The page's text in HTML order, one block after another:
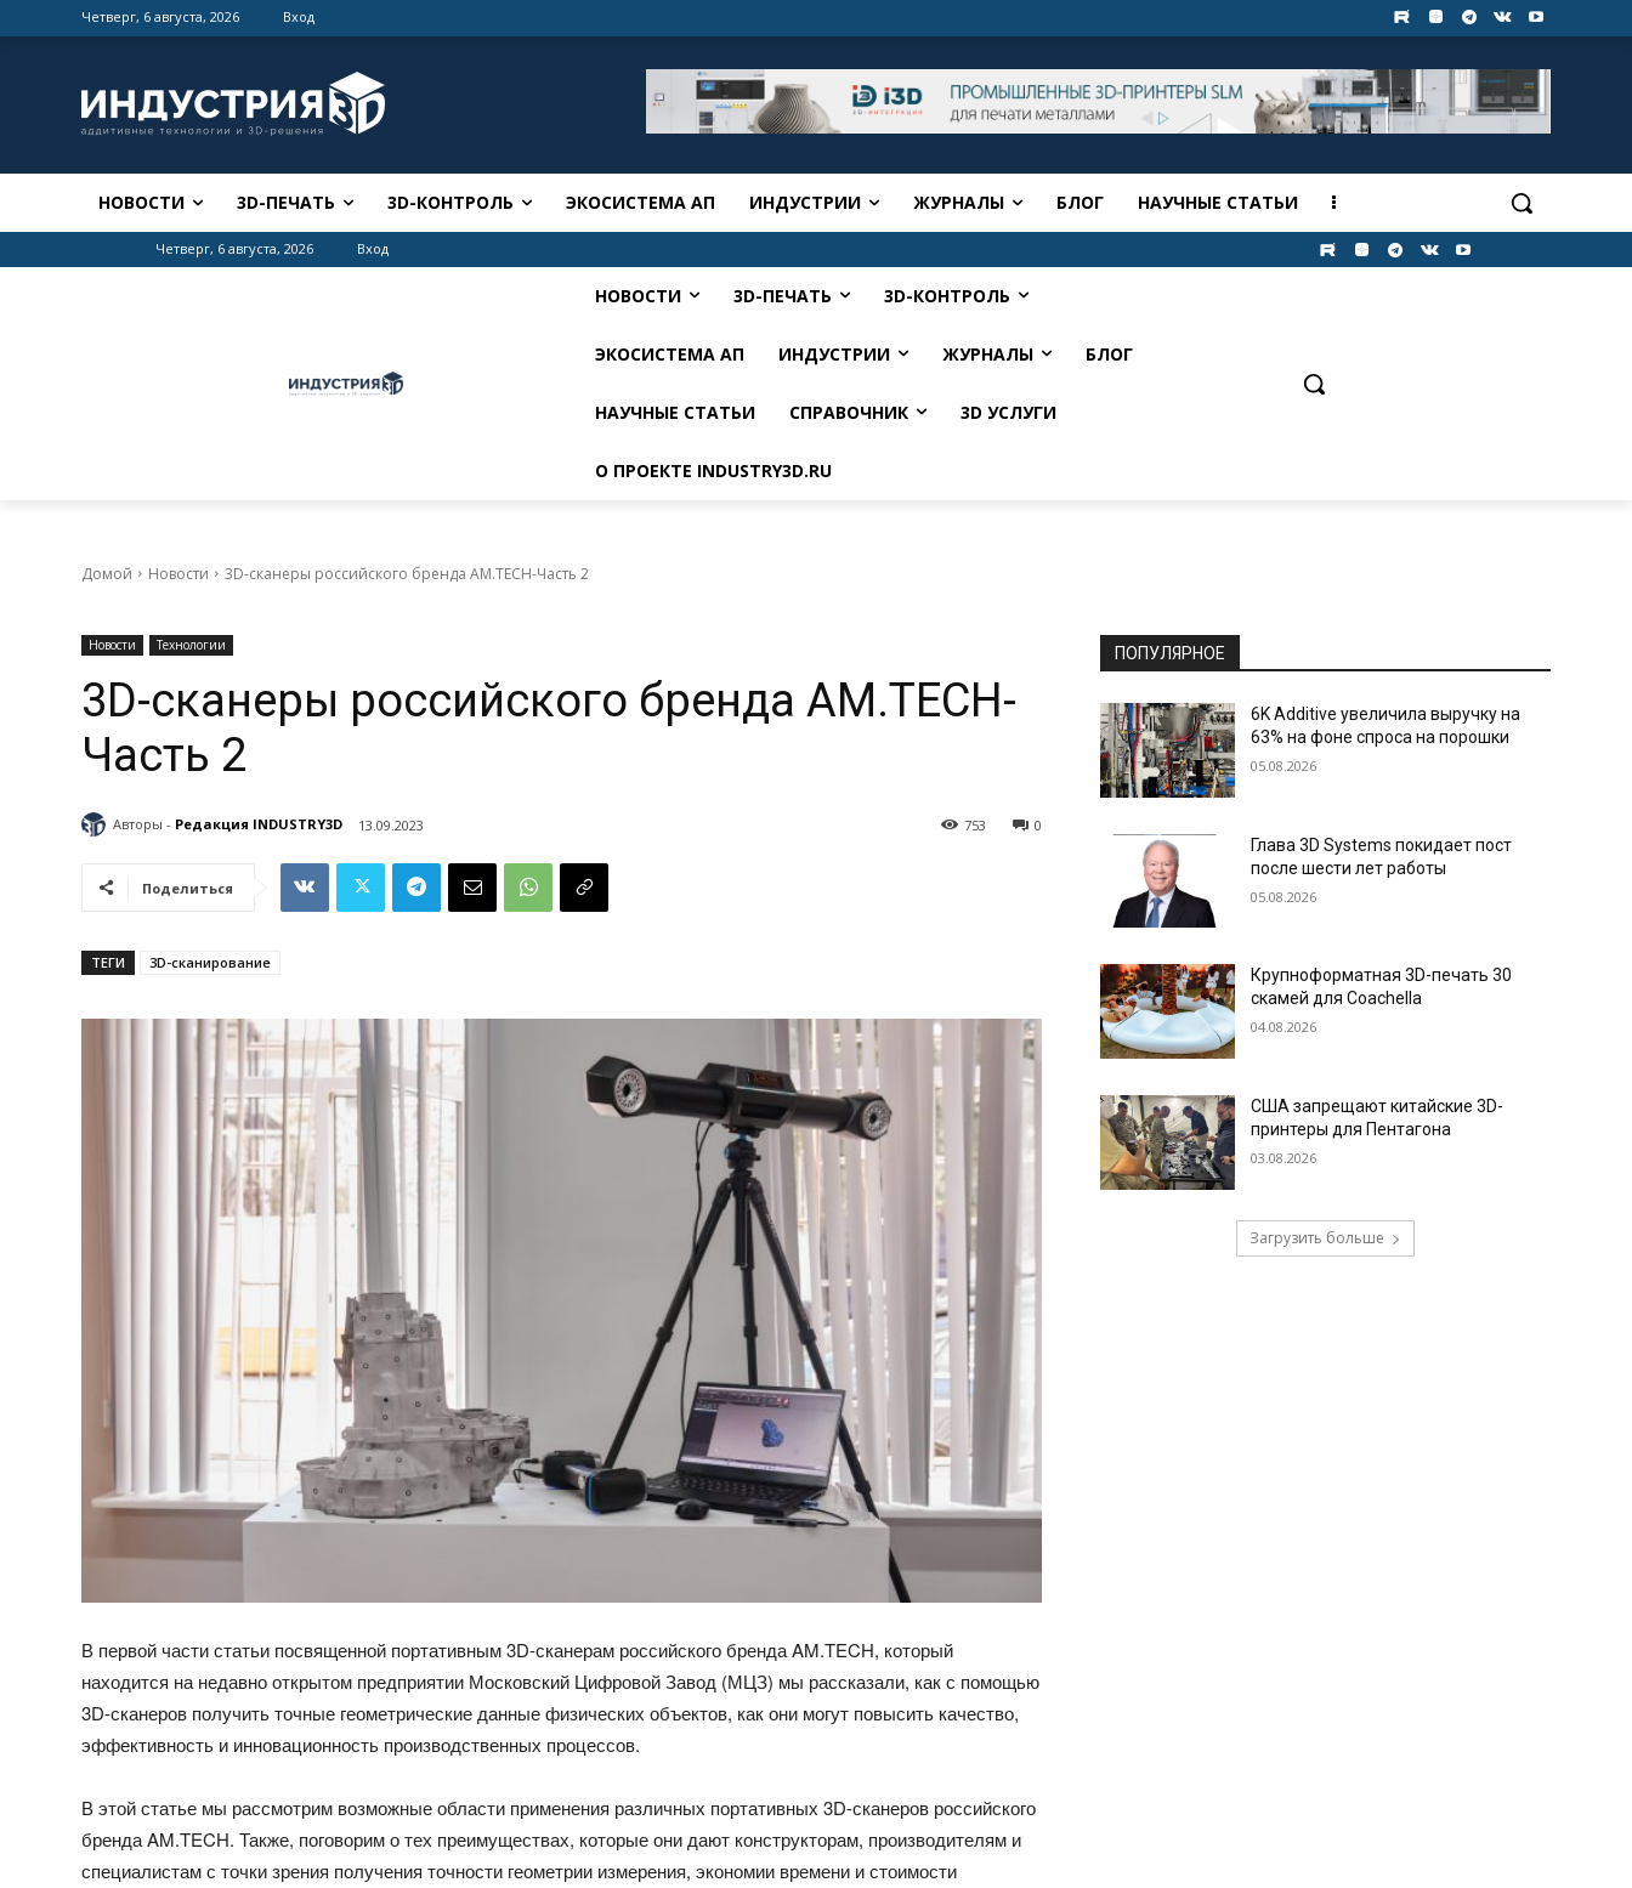
Четверг, 6 августа, 2026 Вход
НОВОСТИ 3D-ПЕЧАТЬ 3D-КОНТРОЛЬ ЭКОСИСТЕМА АП ИНДУСТРИИ ЖУРНАЛЫ БЛОГ НАУЧНЫЕ СТАТЬИ
Четверг, 6 августа, 2026 Вход
НОВОСТИ 3D-ПЕЧАТЬ 3D-КОНТРОЛЬ
ЭКОСИСТЕМА АП ИНДУСТРИИ ЖУРНАЛЫ БЛОГ
НАУЧНЫЕ СТАТЬИ СПРАВОЧНИК 3D УСЛУГИ
О ПРОЕКТЕ INDUSTRY3D.RU
Домой Новости 3D-сканеры российского бренда AM.TECH-Часть 2
Новости Технологии
3D-сканеры российского бренда AM.TECH-
Часть 2
Авторы - Редакция INDUSTRY3D 13.09.2023 0
753
Поделиться
ТЕГИ 3D-сканирование
В первой части статьи посвященной портативным 3D-сканерам российского брендаAM.TECH, который
находится на недавно открытом предприятии Московский Цифровой Завод (МЦЗ) мы рассказали, как с помощью
3D-сканеров получить точные геометрические данные физических объектов, как они могут повысить качество,
эффективность и инновационность производственных процессов.
В этой статье мы рассмотрим возможные области применения различных портативных 3D-сканеров российского
бренда AM.TECH. Также, поговорим о тех преимуществах, которые они дают конструкторам, производителям и
специалистам с точки зрения получения точности геометрии измерения, экономии времени и стоимости
ПОПУЛЯРНОЕ
6K Additive увеличила выручку на
63% на фоне спроса на порошки
05.08.2026
Глава 3D Systems покидает пост
после шести лет работы
05.08.2026
Крупноформатная 3D-печать 30
скамей для Coachella
04.08.2026
США запрещают китайские 3D-
принтеры для Пентагона
03.08.2026
Загрузить больше